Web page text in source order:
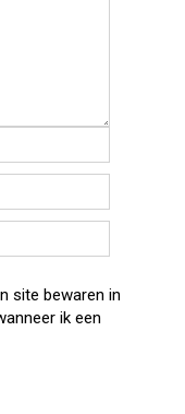
site bewaren in
ik een